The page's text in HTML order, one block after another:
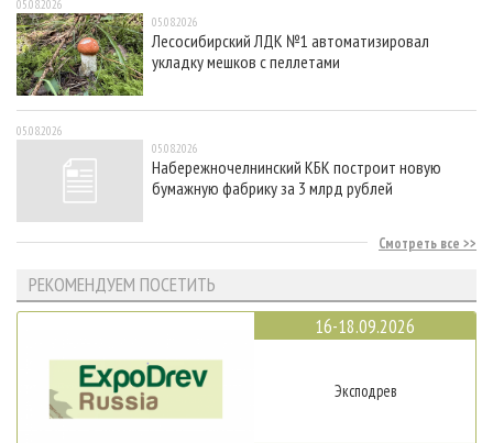
05.08.2026
05.08.2026
Лесосибирский ЛДК №1 автоматизировал
укладку мешков с пеллетами
05.08.2026
05.08.2026
Набережночелнинский КБК построит новую
бумажную фабрику за 3 млрд рублей
Смотреть все
РЕКОМЕНДУЕМ ПОСЕТИТЬ
16-18.09.2026
Эксподрев